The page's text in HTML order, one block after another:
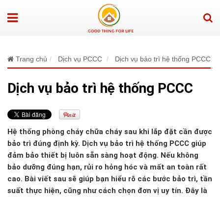
Trang chủ Dịch vụ PCCC Dịch vụ bảo trì hệ thống PCCC
Dịch vụ bảo trì hệ thống PCCC
Hệ thống phòng cháy chữa cháy sau khi lắp đặt cần được
bảo trì đúng định kỳ. Dịch vụ bảo trì hệ thống PCCC giúp
đảm bảo thiết bị luôn sẵn sàng hoạt động. Nếu không
bảo dưỡng đúng hạn, rủi ro hỏng hóc và mất an toàn rất
cao. Bài viết sau sẽ giúp bạn hiểu rõ các bước bảo trì, tần
suất thực hiện, cũng như cách chọn đơn vị uy tín. Đây là